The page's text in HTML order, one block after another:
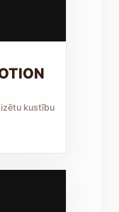
kustību